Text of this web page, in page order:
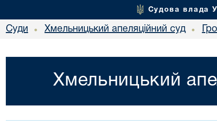
Судова влада
Суди • Хмельницький апеляційний суд •
Хмельницький